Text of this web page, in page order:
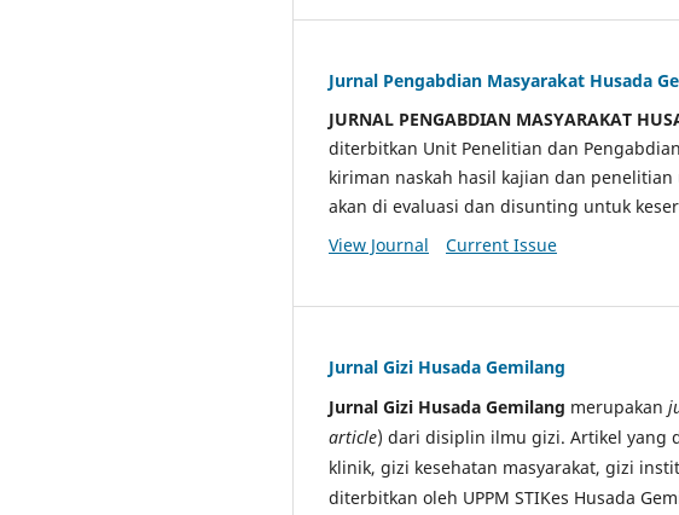
Jurnal Pengabdian Masyarakat Husada
JURNAL PENGABDIAN MASYARAKAT
diterbitkan Unit Penelitian dan
kiriman naskah hasil kajian dan
akan di evaluasi dan disunting untuk
View Journal
Current Issue
Jurnal Gizi Husada Gemilang
Jurnal Gizi Husada Gemilang merupakan
article) dari disiplin ilmu gizi. Artikel
klinik, gizi kesehatan masyarakat, gizi
diterbitkan oleh UPPM STIKes Husada